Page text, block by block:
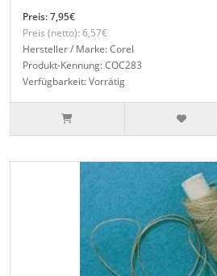
Preis: 7,95€
Preis (netto): 6,57€
Hersteller / Marke: Corel
Produkt-Kennung: COC283
Verfügbarkeit: Vorrätig